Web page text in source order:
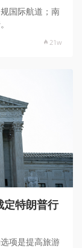
国际航道；南
21w
定特朗普行
项是提高旅游